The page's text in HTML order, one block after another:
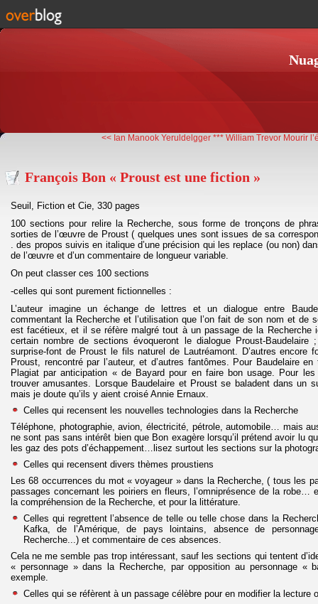
<< Ian Manook Yeruldelgger *** William Trevor Mourir
François Bon « Proust est une fiction »
Seuil, Fiction et Cie, 330 pages
100 sections pour relire la Recherche, sous forme de tronçons de
sorties de l’œuvre de Proust ( quelques unes sont issues de sa
. des propos suivis en italique d’une précision qui les replace (ou non)
de l’œuvre et d’un commentaire de longueur variable.
On peut classer ces 100 sections
-celles qui sont purement fictionnelles :
L’auteur imagine un échange de lettres et un dialogue entre
commentant la Recherche et l’utilisation que l’on fait de son nom et de
est facétieux, et il se réfère malgré tout à un passage de la Recherche
certain nombre de sections évoqueront le dialogue Proust-
surprise-font de Proust le fils naturel de Lautréamont. D’autres encore
Proust, rencontré par l’auteur, et d’autres fantômes. Pour Baudelaire
Plagiat par anticipation « de Bayard pour en faire bon usage. Pour
trouver amusantes. Lorsque Baudelaire et Proust se baladent dans un
mais je doute qu’ils y aient croisé Annie Ernaux.
Celles qui recensent les nouvelles technologies dans la Recherche
Téléphone, photographie, avion, électricité, pétrole, automobile… mais
ne sont pas sans intérêt bien que Bon exagère lorsqu’il prétend avoir lu
les gaz des pots d’échappement…lisez surtout les sections sur la
Celles qui recensent divers thèmes proustiens
Les 68 occurrences du mot « voyageur » dans la Recherche, ( tous les
passages concernant les poiriers en fleurs, l’omniprésence de la robe…
la compréhension de la Recherche, et pour la littérature.
Celles qui regrettent l’absence de telle ou telle chose dans la
Kafka, de l’Amérique, de pays lointains, absence de
Recherche...) et commentaire de ces absences.
Cela ne me semble pas trop intéressant, sauf les sections qui tentent
« personnage » dans la Recherche, par opposition au personnage «
exemple.
Celles qui se réfèrent à un passage célèbre pour en modifier la lecture